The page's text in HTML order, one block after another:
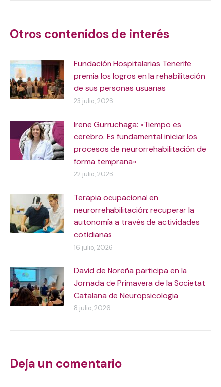
publicaciones
Otros contenidos de interés
Fundación Hospitalarias Tenerife
premia los logros en la rehabilitación
de sus personas usuarias
23 julio, 2026
Irene Gurruchaga: «Tiempo es
cerebro. Es fundamental iniciar los
procesos de neurorrehabilitación de
forma temprana»
22 julio, 2026
Terapia ocupacional en
neurorrehabilitación: recuperar la
autonomía a través de actividades
cotidianas
16 julio, 2026
David de Noreña participa en la
Jornada de Primavera de la Societat
Catalana de Neuropsicologia
8 julio, 2026
Deja un comentario